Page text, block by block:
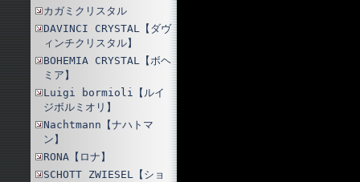
カガミクリスタル
DAVINCI CRYSTAL【ダヴ
ィンチクリスタル】
BOHEMIA CRYSTAL【ボヘ
ミア】
Luigi bormioli【ルイ
ジボルミオリ】
Nachtmann【ナハトマ
ン】
RONA【ロナ】
SCHOTT ZWIESEL【ショ